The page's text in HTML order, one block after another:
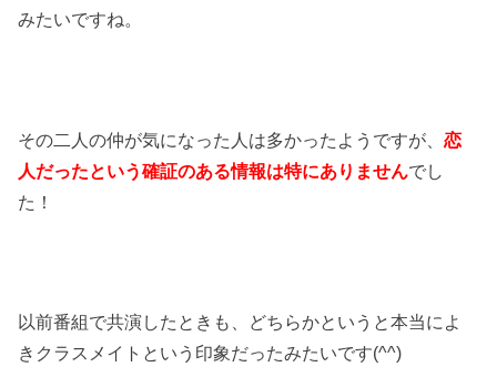
みたいですね。
その二人の仲が気になった人は多かったようですが、恋
人だったという確証のある情報は特にありませんでし
た！
以前番組で共演したときも、どちらかというと本当によ
きクラスメイトという印象だったみたいです(^^)